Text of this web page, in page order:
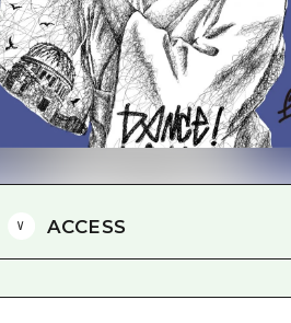
Est de Yamaguchi
Ehime
Shimane
ACCESS